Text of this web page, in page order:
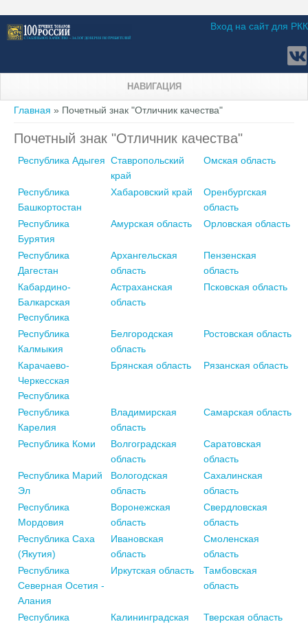
Вход на сайт для РКК
НАВИГАЦИЯ
Вы здесь
Главная » Почетный знак "Отличник качества"
Почетный знак "Отличник качества"
Республика Адыгея Ставропольский
край
Омская область
Республика
Башкортостан
Хабаровский край
Оренбургская
область
Республика
Бурятия
Амурская область Орловская область
Республика
Дагестан
Архангельская
область
Пензенская
область
Кабардино-
Балкарская
Республика
Астраханская
область
Псковская область
Республика
Калмыкия
Белгородская
область
Ростовская область
Карачаево-
Черкесская
Республика
Брянская область Рязанская область
Республика
Карелия
Владимирская
область
Самарская область
Республика Коми
Волгоградская
область
Саратовская
область
Республика Марий
Эл
Вологодская
область
Сахалинская
область
Республика
Мордовия
Воронежская
область
Свердловская
область
Республика Саха
(Якутия)
Ивановская
область
Смоленская
область
Республика
Северная Осетия -
Алания
Иркутская область
Тамбовская
область
Республика
Калининградская
Тверская область